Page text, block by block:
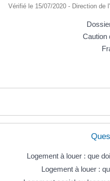
Vérifié le 15/07/2020 - Direction de
Caution
Logement à louer : que
Logement à louer :